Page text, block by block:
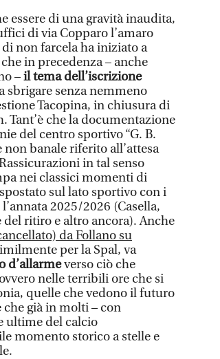
essere di una gravità inaudita,
di via Copparo l’amaro
non farcela ha iniziato a
in precedenza – anche
–il tema dell’iscrizione
sbrigare senza nemmeno
Tacopina, in chiusura di
che la documentazione
del centro sportivo “G. B.
banale riferito all’attesa
in tal senso
nei classici momenti di
sul lato sportivo con i
2025/2026 (Casella,
ritiro e altro ancora). Anche
da Follano su
per la Spal, va
d’allarmeverso ciò che
nelle terribili ore che si
quelle che vedono il futuro
che già in molti – con
ultime del calcio
momento storico a stelle e